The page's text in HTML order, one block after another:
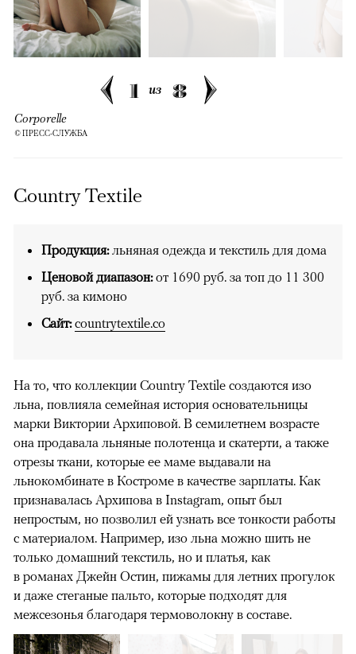
1 из 8
Corporelle
© ПРЕСС-СЛУЖБА
Country Textile
Продукция:льняная одежда и текстиль для дома
Ценовой диапазон:от 1690 руб. за топ до 11 300
руб. за кимоно
Сайт:countrytextile.co
На то, что коллекции Country Textile создаются изо
льна, повлияла семейная история основательницы
марки Виктории Архиповой. В семилетнем возрасте
она продавала льняные полотенца и скатерти, а также
отрезы ткани, которые ее маме выдавали на
льнокомбинате в Костроме в качестве зарплаты. Как
признавалась Архипова в Instagram, опыт был
непростым, но позволил ей узнать все тонкости работы
с материалом. Например, изо льна можно шить не
только домашний текстиль, но и платья, как
в романах Джейн Остин, пижамы для летних прогулок
и даже стеганые пальто, которые подходят для
межсезонья благодаря термоволокну в составе.